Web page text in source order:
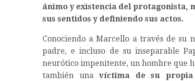
ánimo y existencia del protagonista,
sus sentidos y definiendo sus actos.
Conociendo a Marcello a través de su
padre, e incluso de su inseparable
neurótico impenitente, un hombre que
también una víctima de su